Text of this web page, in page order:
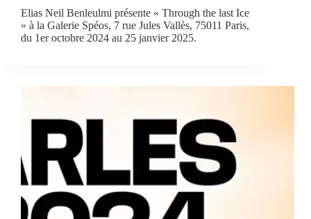
Elias Neil Benleulmi présente « Through the last Ice
» à la Galerie Spéos, 7 rue Jules Vallès, 75011 Paris,
du 1er octobre 2024 au 25 janvier 2025.